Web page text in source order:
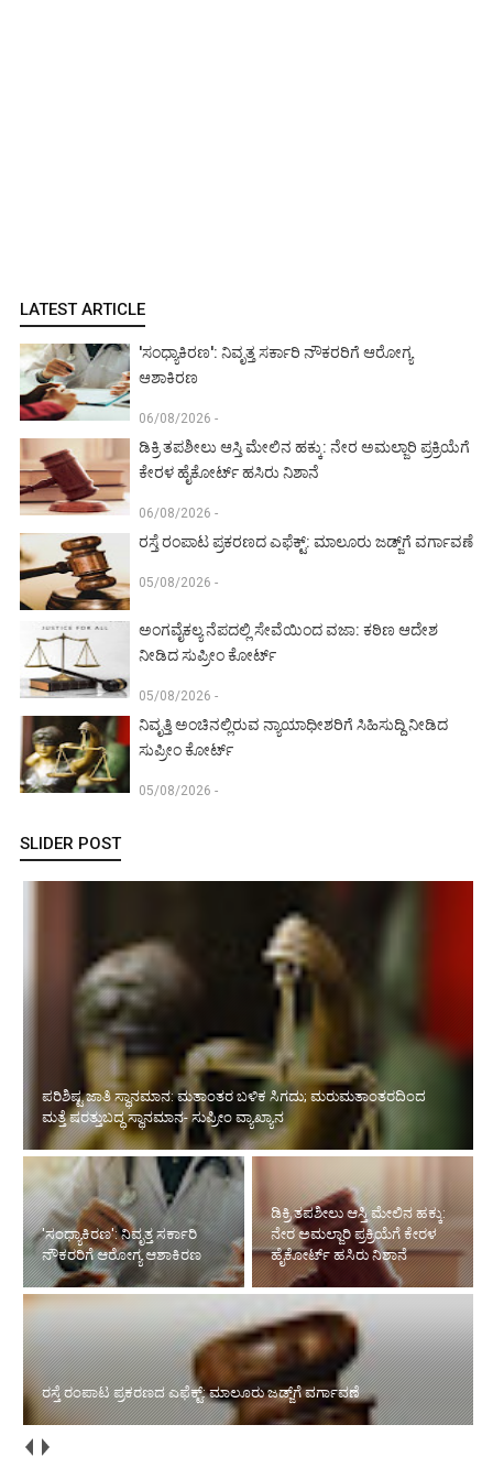
LATEST ARTICLE
'ಸಂಧ್ಯಾಕಿರಣ': ನಿವೃತ್ತ ಸರ್ಕಾರಿ ನೌಕರರಿಗೆ ಆರೋಗ್ಯ
ಆಶಾಕಿರಣ
06/08/2026 -
ಡಿಕ್ರಿ ತಪಶೀಲು ಆಸ್ತಿ ಮೇಲಿನ ಹಕ್ಕು: ನೇರ ಅಮಲ್ಜಾರಿ ಪ್ರಕ್ರಿಯೆಗೆ
ಕೇರಳ ಹೈಕೋರ್ಟ್ ಹಸಿರು ನಿಶಾನೆ
06/08/2026 -
ರಸ್ತೆ ರಂಪಾಟ ಪ್ರಕರಣದ ಎಫೆಕ್ಟ್‌: ಮಾಲೂರು ಜಡ್ಜ್‌ಗೆ ವರ್ಗಾವಣೆ
05/08/2026 -
ಅಂಗವೈಕಲ್ಯ ನೆಪದಲ್ಲಿ ಸೇವೆಯಿಂದ ವಜಾ: ಕಠಿಣ ಆದೇಶ
ನೀಡಿದ ಸುಪ್ರೀಂ ಕೋರ್ಟ್‌
05/08/2026 -
ನಿವೃತ್ತಿ ಅಂಚಿನಲ್ಲಿರುವ ನ್ಯಾಯಾಧೀಶರಿಗೆ ಸಿಹಿಸುದ್ದಿ ನೀಡಿದ
ಸುಪ್ರೀಂ ಕೋರ್ಟ್‌
05/08/2026 -
SLIDER POST
ಪರಿಶಿಷ್ಟ ಜಾತಿ ಸ್ಥಾನಮಾನ: ಮತಾಂತರ ಬಳಿಕ ಸಿಗದು; ಮರುಮತಾಂತರದಿಂದ
ಮತ್ತೆ ಷರತ್ತುಬದ್ಧ ಸ್ಥಾನಮಾನ- ಸುಪ್ರೀಂ ವ್ಯಾಖ್ಯಾನ
'ಸಂಧ್ಯಾಕಿರಣ': ನಿವೃತ್ತ ಸರ್ಕಾರಿ
ನೌಕರರಿಗೆ ಆರೋಗ್ಯ ಆಶಾಕಿರಣ
ಡಿಕ್ರಿ ತಪಶೀಲು ಆಸ್ತಿ ಮೇಲಿನ ಹಕ್ಕು:
ನೇರ ಅಮಲ್ಜಾರಿ ಪ್ರಕ್ರಿಯೆಗೆ ಕೇರಳ
ಹೈಕೋರ್ಟ್ ಹಸಿರು ನಿಶಾನೆ
ರಸ್ತೆ ರಂಪಾಟ ಪ್ರಕರಣದ ಎಫೆಕ್ಟ್‌: ಮಾಲೂರು ಜಡ್ಜ್‌ಗೆ ವರ್ಗಾವಣೆ